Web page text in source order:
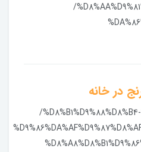
/
در خانه
/